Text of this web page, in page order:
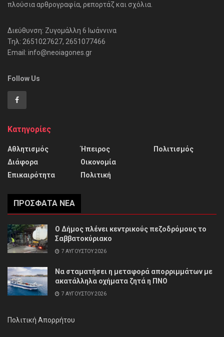
πλούσια αρθρογραφία, ρεπορτάζ και σχόλια.
Διεύθυνση: Ζυγομάλλη 6 Ιωάννινα
Τηλ: 2651027627, 2651077466
Email: info@neoiagones.gr
Follow Us
Κατηγορίες
Αθλητισμός
Διάφορα
Επικαιρότητα
Ήπειρος
Οικονομία
Πολιτική
Πολιτισμός
ΠΡΌΣΦΑΤΑ ΝΈΑ
Ο Δήμος πλένει κεντρικούς πεζοδρόμους το
Σαββατοκύριακο
7 ΑΥΓΟΎΣΤΟΥ 2026
Να σταματήσει η μεταφορά απορριμμάτων με
ακατάλληλα οχήματα ζητά η ΠΝΟ
7 ΑΥΓΟΎΣΤΟΥ 2026
Πολιτική Απορρήτου